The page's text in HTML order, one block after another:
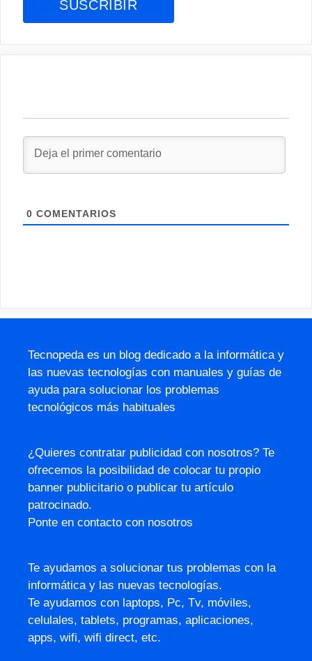
0 COMENTARIOS
Tecnopeda es un blog dedicado a la informática y
las nuevas tecnologías con manuales y guías de
ayuda para solucionar los problemas
tecnológicos más habituales
¿Quieres contratar publicidad con nosotros? Te
ofrecemos la posibilidad de colocar tu propio
banner publicitario o publicar tu artículo
patrocinado.
Ponte en contacto con nosotros
Te ayudamos a solucionar tus problemas con la
informática y las nuevas tecnologías.
Te ayudamos con laptops, Pc, Tv, móviles,
celulales, tablets, programas, aplicaciones,
apps, wifi, wifi direct, etc.